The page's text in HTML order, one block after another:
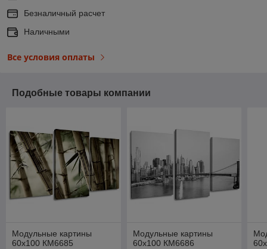
Безналичный расчет
Наличными
Все условия оплаты
Подобные товары компании
Модульные картины
60x100 КМ6685
Модульные картины
60x100 КМ6686